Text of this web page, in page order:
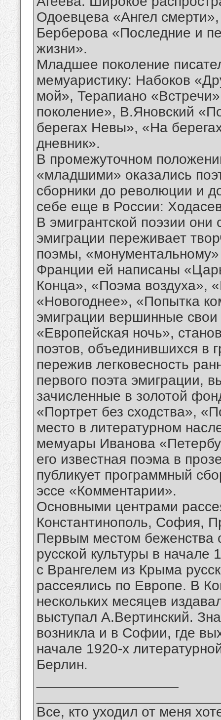
Одоевцева «Ангел
Берберова «Последние и
жизни».
Младшее поколение
мемуаристику: Набоков
мой», Терапиано
поколение», В.Яновский
берегах Невы», «На
дневник».
В промежуточном
«младшими» оказались
сборники до революции и
себе еще в России:
В эмигрантской поэзии
эмиграции переживает
поэмы,
Франции ей написаны
Конца», «Поэма воздуха»,
«Новогоднее», «Попытка
эмиграции вершинные
«Европейская ночь»,
поэтов, объединившихся в
пережив легковесность
первого поэта эмиграции,
зачисленные в золотой
«Портрет без сходства»,
место в литературном
мемуары Иванова
его известная поэма в
публикует программный
эссе «Комментарии».
Основными центрами
Константинополь, София,
Первым местом беженства
русской культуры в
с Врангелем из Крыма
рассеялись по Европе. В
нескольких месяцев
выступал А.Вертинский.
возникла и в Софии, где
начале 1920-х
Берлин.
Все, кто уходил от меня